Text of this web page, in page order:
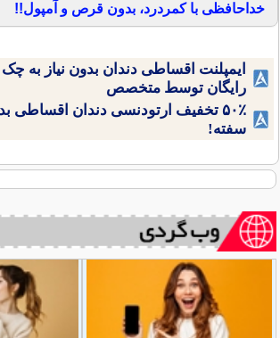
خداحافظی با کمردرد، بدون قرص و آمپول!!
ایمپلنت اقساطی دندان بدون نیاز به
رایگان توسط متخصص
۵۰٪ تخفیف ارتودنسی دندان اقساطی
سفته!